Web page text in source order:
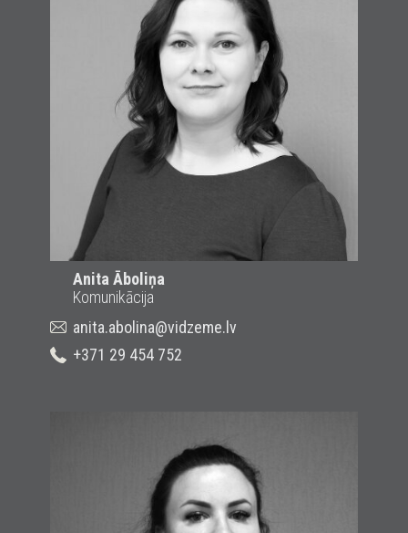
Anita Āboliņa
Komunikācija
anita.abolina@vidzeme.lv
+371 29 454 752